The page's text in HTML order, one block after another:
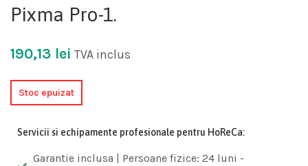
Pixma Pro-1.
190,13 lei TVA inclus
Stoc epuizat
Servicii si echipamente profesionale pentru HoReCa:
Garantie inclusa | Persoane fizice: 24 luni -